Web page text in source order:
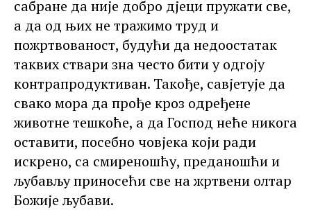
сабране да није добро дјеци пружати све,
а да од њих не тражимо труд и
пожртвованост, будући да недоостатак
таквих ствари зна често бити у одгоју
контрапродуктиван. Такође, савјетује да
свако мора да прође кроз одређене
животне тешкоће, а да Господ неће никога
оставити, посебно човјека који ради
искрено, са смиреношћу, преданошћи и
љубављу приносећи све на жртвени олтар
Божије љубави.